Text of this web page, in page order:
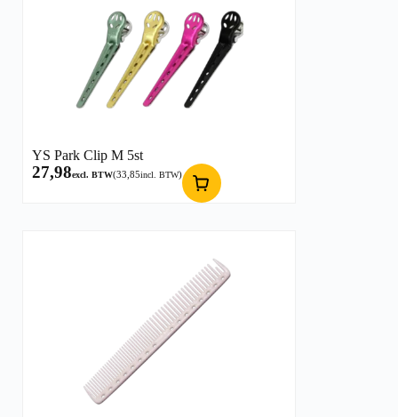
YS Park Clip M 5st
27,98excl. BTW(33,85incl. BTW)